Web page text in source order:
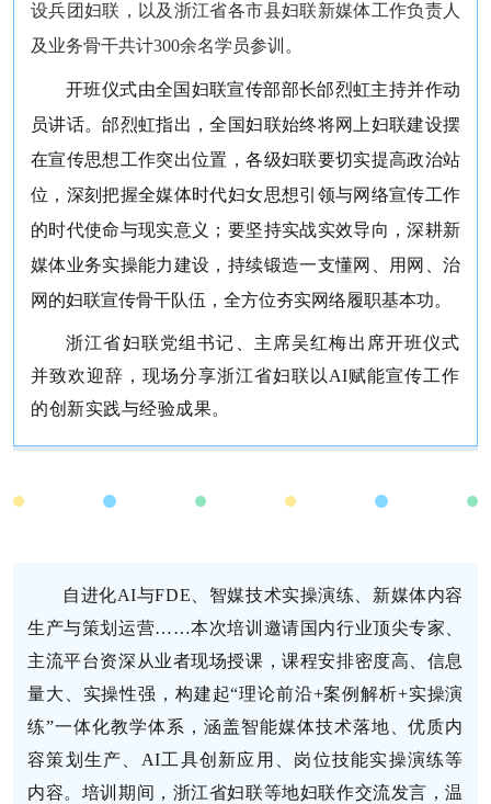
设兵团妇联，以及浙江省各市县妇联新媒体工作负责人
及业务骨干共计300余名学员参训。
开班仪式由全国妇联宣传部部长邰烈虹主持并作动
员讲话。邰烈虹指出，全国妇联始终将网上妇联建设摆
在宣传思想工作突出位置，各级妇联要切实提高政治站
位，深刻把握全媒体时代妇女思想引领与网络宣传工作
的时代使命与现实意义；要坚持实战实效导向，深耕新
媒体业务实操能力建设，持续锻造一支懂网、用网、治
网的妇联宣传骨干队伍，全方位夯实网络履职基本功。
浙江省妇联党组书记、主席吴红梅出席开班仪式
并致欢迎辞，现场分享浙江省妇联以AI赋能宣传工作
的创新实践与经验成果。
自进化AI与FDE、智媒技术实操演练、新媒体内容
生产与策划运营……本次培训邀请国内行业顶尖专家、
主流平台资深从业者现场授课，课程安排密度高、信息
量大、实操性强，构建起“理论前沿+案例解析+实操演
练”一体化教学体系，涵盖智能媒体技术落地、优质内
容策划生产、AI工具创新应用、岗位技能实操演练等
内容。培训期间，浙江省妇联等地妇联作交流发言，温